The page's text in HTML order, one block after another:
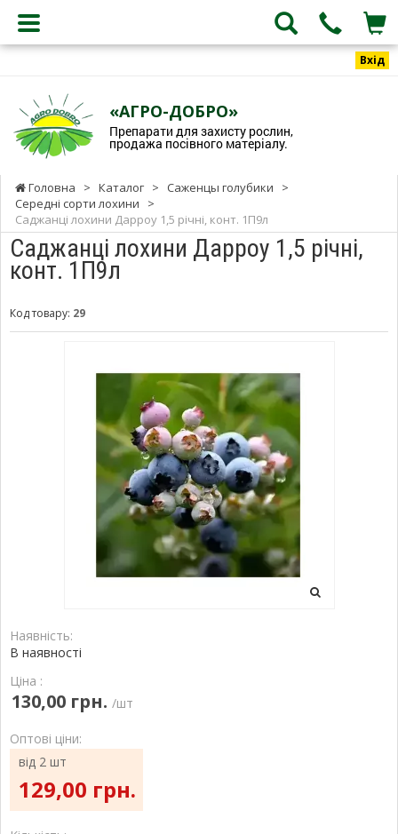
Вхід
«АГРО-ДОБРО»
Препарати для захисту рослин,
продажа посівного матеріалу.
Головна > Каталог > Саженцы голубики
>
Середні сорти лохини
>
Саджанці лохини Дарроу 1,5 річні, конт. 1П9л
Саджанці лохини Дарроу 1,5 річні,
конт. 1П9л
Код товару: 29
Наявність:
В наявності
Ціна :
130,00 грн. /шт
Оптові ціни:
від 2 шт
129,00 грн.